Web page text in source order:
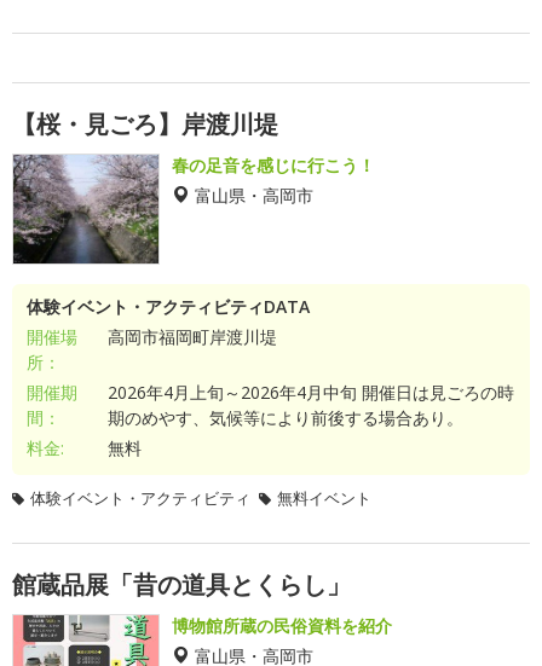
【桜・見ごろ】岸渡川堤
春の足音を感じに行こう！
富山県・高岡市
体験イベント・アクティビティDATA
開催場
所：
高岡市福岡町岸渡川堤
開催期
間：
2026年4月上旬～2026年4月中旬 開催日は見ごろの時
期のめやす、気候等により前後する場合あり。
料金:
無料
体験イベント・アクティビティ 無料イベント
館蔵品展「昔の道具とくらし」
博物館所蔵の民俗資料を紹介
富山県・高岡市